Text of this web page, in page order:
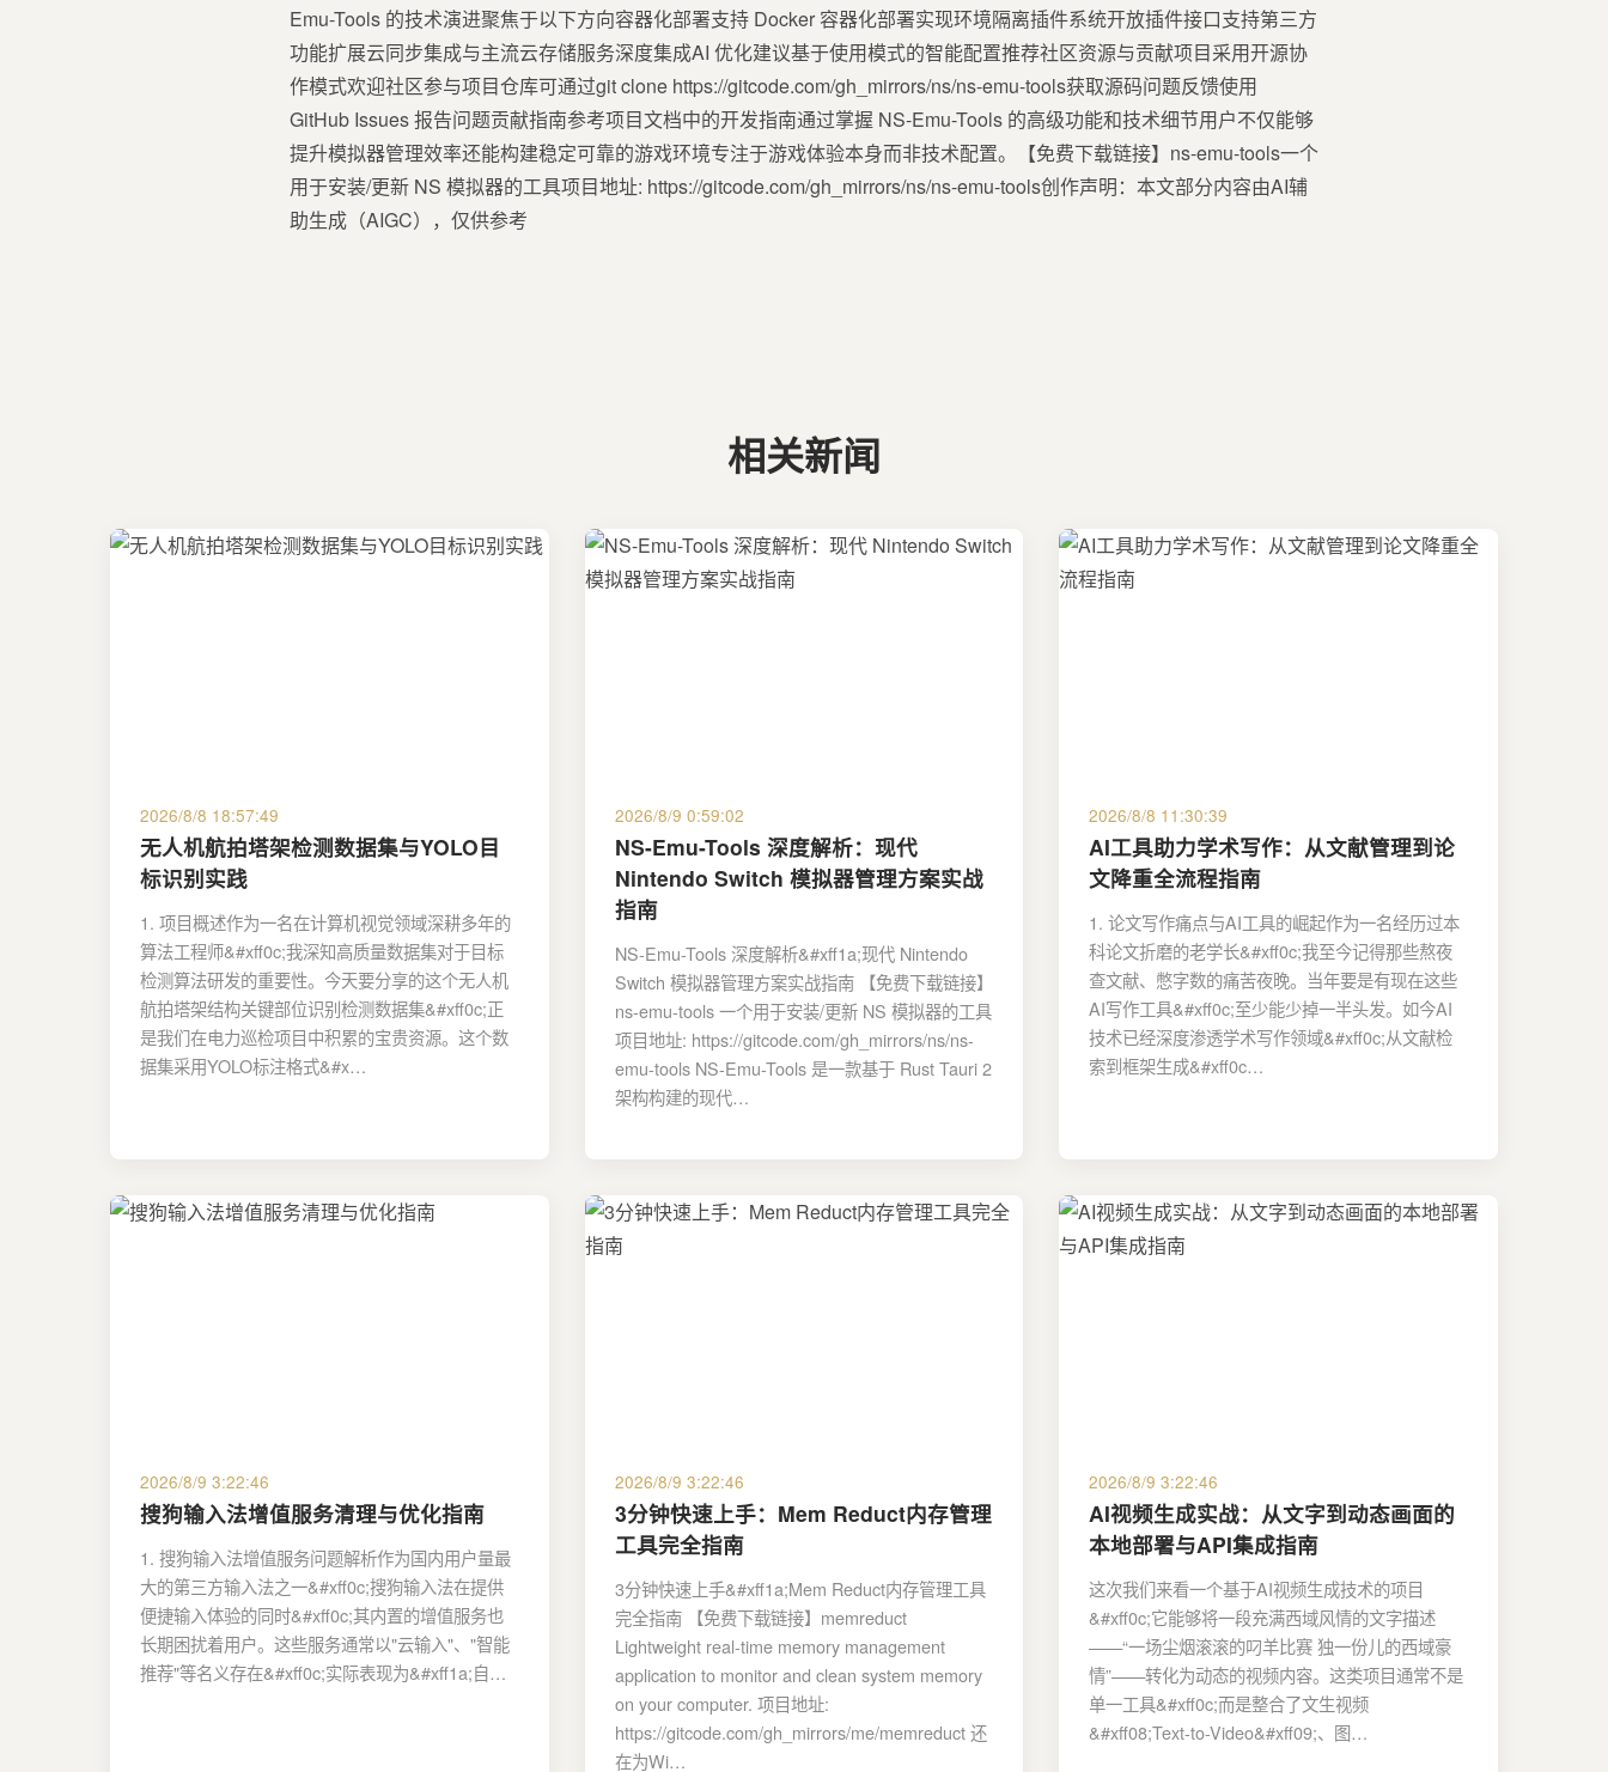
Emu-Tools 的技术演进聚焦于以下方向容器化部署支持 Docker 容器化部署实现环境隔离插件系统开放插件接口支持第三方
功能扩展云同步集成与主流云存储服务深度集成AI 优化建议基于使用模式的智能配置推荐社区资源与贡献项目采用开源协
作模式欢迎社区参与项目仓库可通过git clone https://gitcode.com/gh_mirrors/ns/ns-emu-tools获取源码问题反馈使用
GitHub Issues 报告问题贡献指南参考项目文档中的开发指南通过掌握 NS-Emu-Tools 的高级功能和技术细节用户不仅能够
提升模拟器管理效率还能构建稳定可靠的游戏环境专注于游戏体验本身而非技术配置。【免费下载链接】ns-emu-tools一个
用于安装/更新 NS 模拟器的工具项目地址: https://gitcode.com/gh_mirrors/ns/ns-emu-tools创作声明：本文部分内容由AI辅
助生成（AIGC），仅供参考
相关新闻
2026/8/8 18:57:49
无人机航拍塔架检测数据集与YOLO目
标识别实践
1. 项目概述作为一名在计算机视觉领域深耕多年的
算法工程师&#xff0c;我深知高质量数据集对于目标
检测算法研发的重要性。今天要分享的这个无人机
航拍塔架结构关键部位识别检测数据集&#xff0c;正
是我们在电力巡检项目中积累的宝贵资源。这个数
据集采用YOLO标注格式&#x…
2026/8/9 0:59:02
NS-Emu-Tools 深度解析：现代
Nintendo Switch 模拟器管理方案实战
指南
NS-Emu-Tools 深度解析&#xff1a;现代 Nintendo
Switch 模拟器管理方案实战指南 【免费下载链接】
ns-emu-tools 一个用于安装/更新 NS 模拟器的工具
项目地址: https://gitcode.com/gh_mirrors/ns/ns-
emu-tools NS-Emu-Tools 是一款基于 Rust Tauri 2
架构构建的现代…
2026/8/8 11:30:39
AI工具助力学术写作：从文献管理到论
文降重全流程指南
1. 论文写作痛点与AI工具的崛起作为一名经历过本
科论文折磨的老学长&#xff0c;我至今记得那些熬夜
查文献、憋字数的痛苦夜晚。当年要是有现在这些
AI写作工具&#xff0c;至少能少掉一半头发。如今AI
技术已经深度渗透学术写作领域&#xff0c;从文献检
索到框架生成&#xff0c…
2026/8/9 3:22:46
搜狗输入法增值服务清理与优化指南
1. 搜狗输入法增值服务问题解析作为国内用户量最
大的第三方输入法之一&#xff0c;搜狗输入法在提供
便捷输入体验的同时&#xff0c;其内置的增值服务也
长期困扰着用户。这些服务通常以"云输入"、"智能
推荐"等名义存在&#xff0c;实际表现为&#xff1a;自…
2026/8/9 3:22:46
3分钟快速上手：Mem Reduct内存管理
工具完全指南
3分钟快速上手&#xff1a;Mem Reduct内存管理工具
完全指南 【免费下载链接】memreduct
Lightweight real-time memory management
application to monitor and clean system memory
on your computer. 项目地址:
https://gitcode.com/gh_mirrors/me/memreduct 还
在为Wi…
2026/8/9 3:22:46
AI视频生成实战：从文字到动态画面的
本地部署与API集成指南
这次我们来看一个基于AI视频生成技术的项目
&#xff0c;它能够将一段充满西域风情的文字描述
——“一场尘烟滚滚的叼羊比赛 独一份儿的西域豪
情”——转化为动态的视频内容。这类项目通常不是
单一工具&#xff0c;而是整合了文生视频
&#xff08;Text-to-Video&#xff09;、图…